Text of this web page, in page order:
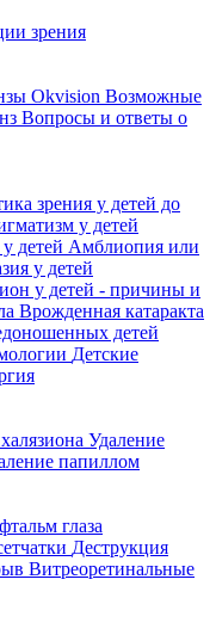
зрения
Okvision Возможные
Вопросы и ответы о
зрения у детей до
у детей
детей Амблиопия или
у детей
у детей - причины и
Врожденная катаракта
детей
Детские
Удаление
папиллом
глаза
Деструкция
Витреоретинальные